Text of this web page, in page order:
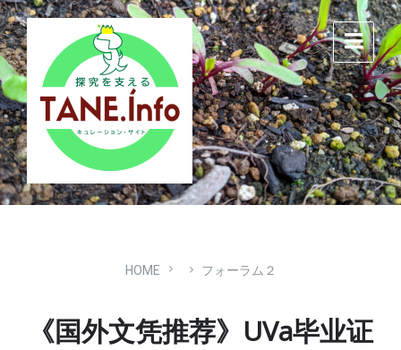
Skip
to
content
Skip
to
main
navigation
Skip
to
footer
HOME フォーラム２
《国外文凭推荐》UVa毕业证